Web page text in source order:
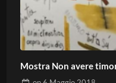
Mostra Non avere